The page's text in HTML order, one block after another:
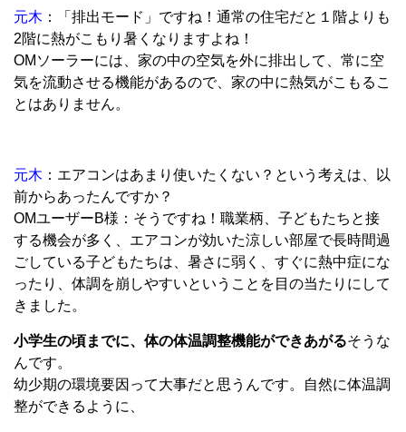
元木 ：「排出モード」ですね！通常の住宅だと１階よりも
2階に熱がこもり暑くなりますよね！
OMソーラーには、家の中の空気を外に排出して、常に空
気を流動させる機能があるので、家の中に熱気がこもるこ
とはありません。
元木 ：エアコンはあまり使いたくない？という考えは、以
前からあったんですか？
OMユーザーB様：そうですね！職業柄、子どもたちと接
する機会が多く、エアコンが効いた涼しい部屋で長時間過
ごしている子どもたちは、暑さに弱く、すぐに熱中症にな
ったり、体調を崩しやすいということを目の当たりにして
きました。
小学生の頃までに、体の体温調整機能ができあがるそうな
んです。
幼少期の環境要因って大事だと思うんです。自然に体温調
整ができるように、